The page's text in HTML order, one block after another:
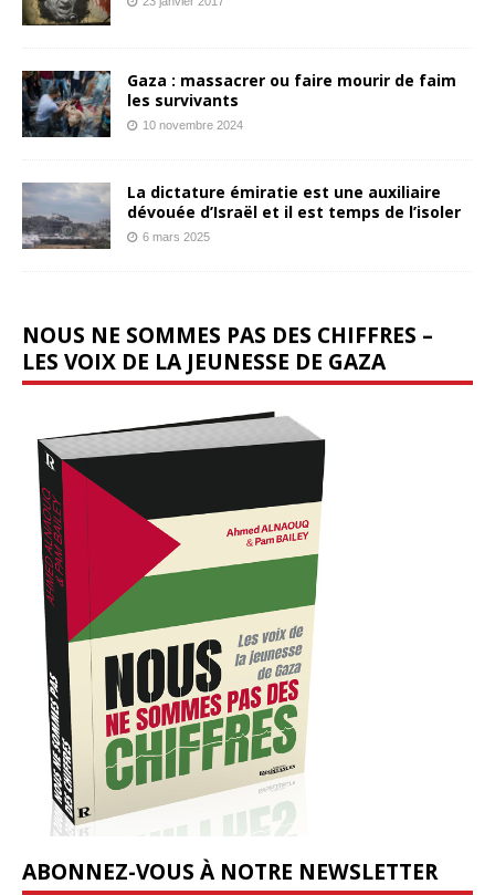
Gaza : massacrer ou faire mourir de faim
les survivants
10 novembre 2024
La dictature émiratie est une auxiliaire
dévouée d’Israël et il est temps de l’isoler
6 mars 2025
NOUS NE SOMMES PAS DES CHIFFRES –
LES VOIX DE LA JEUNESSE DE GAZA
ABONNEZ-VOUS À NOTRE NEWSLETTER